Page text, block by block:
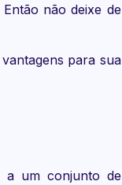
não deixe de
para sua
a um conjunto de